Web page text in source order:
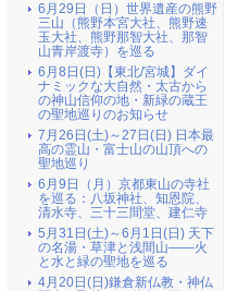
6月29日（日）世界遺産の熊野
三山（熊野本宮大社、熊野速
玉大社、熊野那智大社、那智
山青岸渡寺）を巡る
6月8日(日)【東北/宮城】ダイ
ナミックな大自然・太古から
の神山信仰の地・新緑の蔵王
の聖地巡りのお知らせ
7月26日(土)～27日(日) 日本最
高の霊山・富士山の山頂への
聖地巡り
6月9日（月）京都東山の寺社
を巡る：八坂神社、知恩院、
清水寺、三十三間堂、建仁寺
5月31日(土)～6月1日(日) 天下
の名湯・草津と浅間山――火
と水と緑の聖地を巡る
4月20日(日)鎌倉新仏教・神仏